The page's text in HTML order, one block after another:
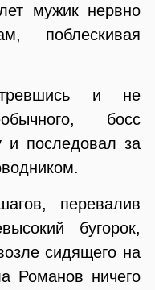
мужик нервно
поблескивая
и не
босс
и последовал за
перевалив
бугорок,
сидящего на
Романов ничего